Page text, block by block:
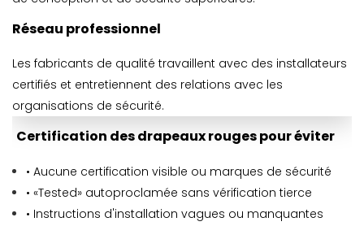
Réseau professionnel
Les fabricants de qualité travaillent avec des installateurs
certifiés et entretiennent des relations avec les
organisations de sécurité.
Certification des drapeaux rouges pour éviter
• Aucune certification visible ou marques de sécurité
• «Tested» autoproclamée sans vérification tierce
• Instructions d'installation vagues ou manquantes